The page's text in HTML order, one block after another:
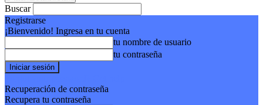
Buscar
Registrarse
¡Bienvenido! Ingresa en tu cuenta
tu nombre de usuario
tu contraseña
Recuperación de contraseña
Recupera tu contraseña